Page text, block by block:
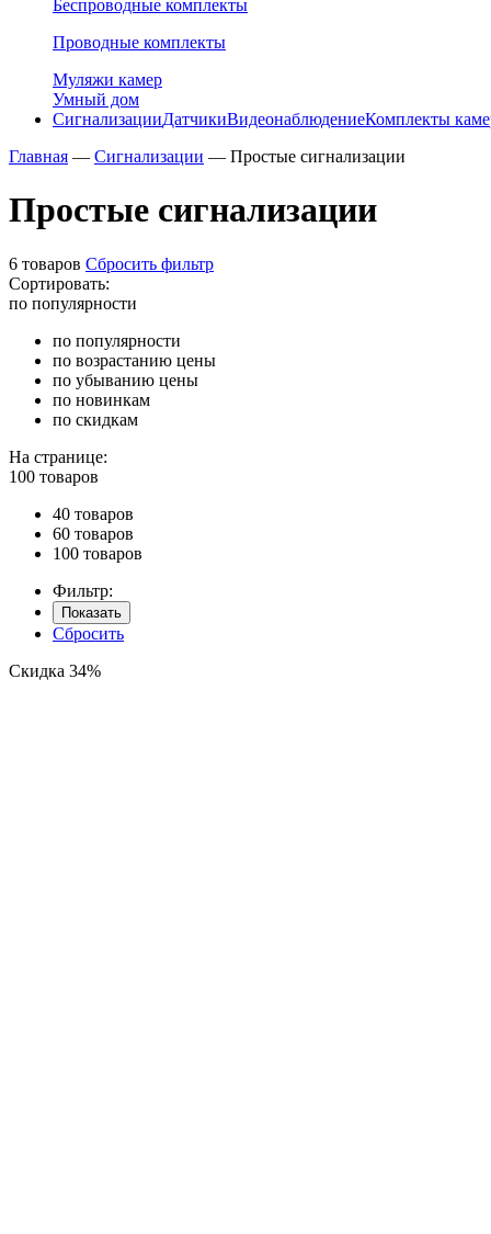
Беспроводные комплекты
Проводные комплекты
Муляжи камер
Умный дом
СигнализацииДатчикиВидеонаблюдениеКомплекты
Главная — Сигнализации — Простые сигнализации
Простые сигнализации
6 товаров Сбросить фильтр
Сортировать:
по популярности
по популярности
по возрастанию цены
по убыванию цены
по новинкам
по скидкам
На странице:
100 товаров
40 товаров
60 товаров
100 товаров
Фильтр:
Показать
Сбросить
Скидка 34%